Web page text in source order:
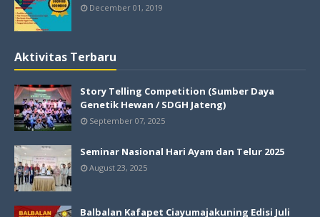
December 01, 2019
Aktivitas Terbaru
Story Telling Competition (Sumber Daya
Genetik Hewan / SDGH Jateng)
September 07, 2025
Seminar Nasional Hari Ayam dan Telur 2025
August 23, 2025
Balbalan Kafapet Ciayumajakuning Edisi Juli